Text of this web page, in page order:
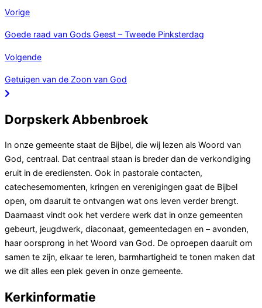
Vorige
Goede raad van Gods Geest – Tweede Pinksterdag
Volgende
Getuigen van de Zoon van God
Dorpskerk Abbenbroek
In onze gemeente staat de Bijbel, die wij lezen als Woord van
God, centraal. Dat centraal staan is breder dan de verkondiging
eruit in de erediensten. Ook in pastorale contacten,
catechesemomenten, kringen en verenigingen gaat de Bijbel
open, om daaruit te ontvangen wat ons leven verder brengt.
Daarnaast vindt ook het verdere werk dat in onze gemeenten
gebeurt, jeugdwerk, diaconaat, gemeentedagen en – avonden,
haar oorsprong in het Woord van God. De oproepen daaruit om
samen te zijn, elkaar te leren, barmhartigheid te tonen maken dat
we dit alles een plek geven in onze gemeente.
Kerkinformatie